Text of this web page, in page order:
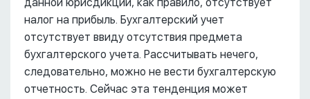
налог на прибыль. Бухгалтерский учет
отсутствует ввиду отсутствия предмета
бухгалтерского учета. Рассчитывать нечего,
следовательно, можно не вести бухгалтерскую
отчетность. Сейчас эта тенденция может